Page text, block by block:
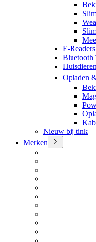
E-Readers
Bluetooth
Huisdieren
Opladen
Nieuw bij tink
Merken